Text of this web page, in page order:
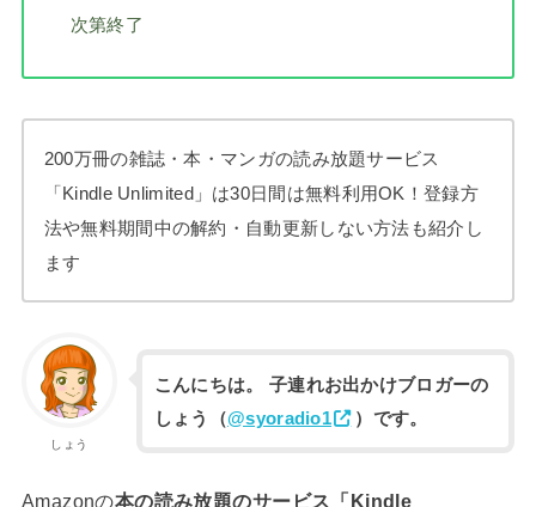
次第終了
200万冊の雑誌・本・マンガの読み放題サービス
「Kindle Unlimited」は30日間は無料利用OK！登録方
法や無料期間中の解約・自動更新しない方法も紹介し
ます
しょう
こんにちは。 子連れお出かけブロガーの
しょう（@syoradio1 ）です。
Amazonの本の読み放題のサービス「Kindle